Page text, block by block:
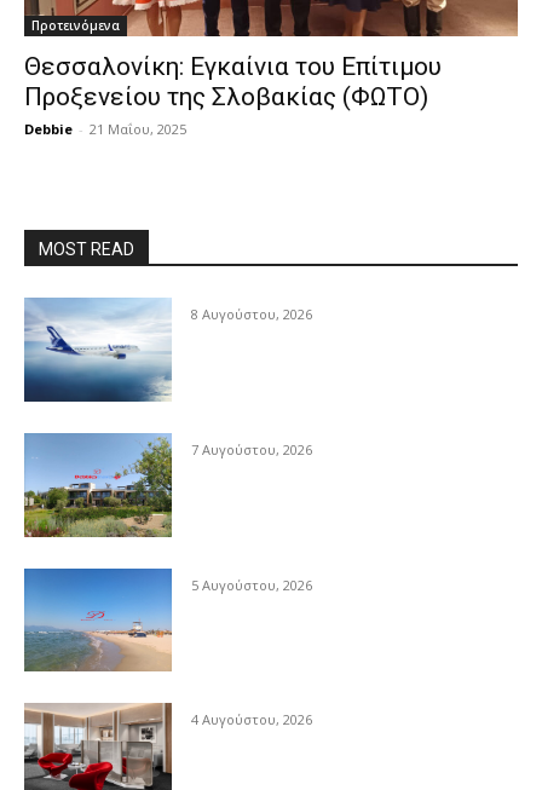
Προτεινόμενα
Θεσσαλονίκη: Εγκαίνια του Επίτιμου
Προξενείου της Σλοβακίας (ΦΩΤΟ)
Debbie - 21 Μαΐου, 2025
MOST READ
8 Αυγούστου, 2026
7 Αυγούστου, 2026
5 Αυγούστου, 2026
4 Αυγούστου, 2026